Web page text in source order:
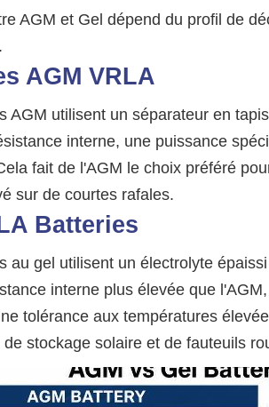
AGM et Gel dépend du profil de
AGM VRLA
AGM utilisent un séparateur en
interne, une puissance
fait de l'AGM le choix préféré
sur de courtes rafales.
Batteries
au gel utilisent un électrolyte
interne plus élevée que
tolérance aux températures
stockage solaire et de fauteuils